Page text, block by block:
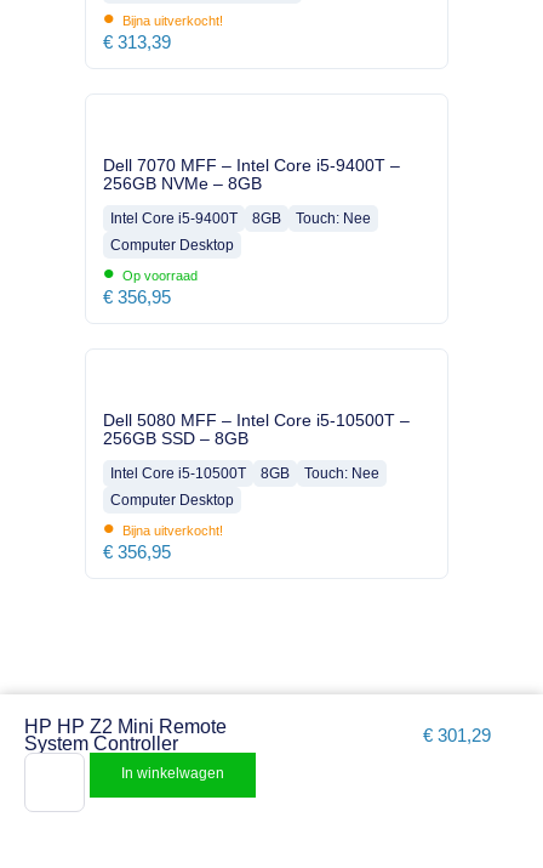
• Bijna uitverkocht!
€ 313,39
Dell 7070 MFF – Intel Core i5-9400T –
256GB NVMe – 8GB
Intel Core i5-9400T 8GB
Touch: Nee
Computer Desktop
• Op voorraad
€ 356,95
Dell 5080 MFF – Intel Core i5-10500T –
256GB SSD – 8GB
Intel Core i5-10500T 8GB
Touch: Nee
Computer Desktop
• Bijna uitverkocht!
€ 356,95
HP HP Z2 Mini Remote
System Controller
€ 301,29
In winkelwagen